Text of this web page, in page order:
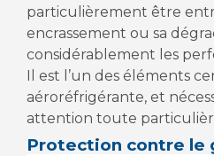
particulièrement être
encrassement ou sa
considérablement les
Il est l’un des éléments
aéroréfrigérante, et
attention toute
Protection contre le